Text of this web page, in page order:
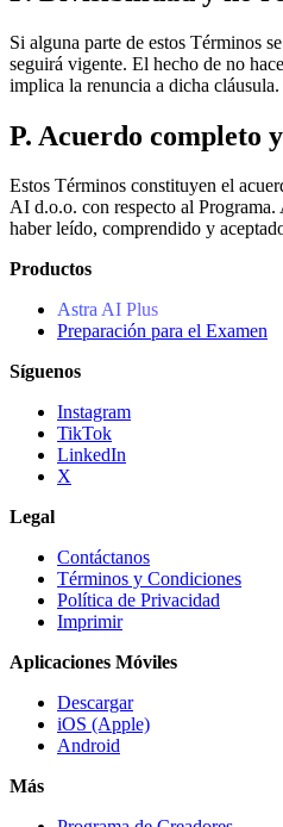
Si alguna parte de estos Términos
seguirá vigente. El hecho de no
implica la renuncia a dicha cláusula.
P. Acuerdo completo
Estos Términos constituyen el
AI d.o.o. con respecto al
haber leído, comprendido y
Productos
Astra AI Plus
Preparación para el Examen
Síguenos
Instagram
TikTok
LinkedIn
X
Legal
Contáctanos
Términos y Condiciones
Política de Privacidad
Imprimir
Aplicaciones Móviles
Descargar
iOS (Apple)
Android
Más